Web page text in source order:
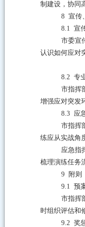
制建设，协同
8 宣传
8.1 宣
市委宣
认识如何应对
8.2 专
市指挥
增强应对突发
8.3 应
市指挥
练应从实战角
应急指
梳理演练任务
9
附则
9.1 预
市指挥
时组织评估和
9.2 奖